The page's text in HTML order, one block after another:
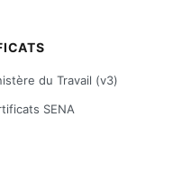
du Travail (v3)
SENA